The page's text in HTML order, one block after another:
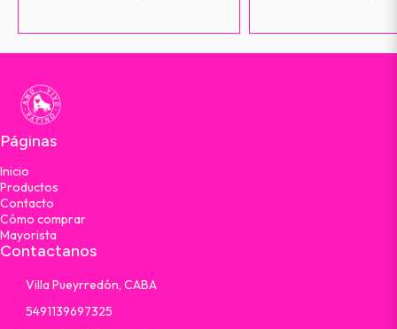
Páginas
Inicio
Productos
Contacto
Cómo comprar
Mayorista
Contactanos
Villa Pueyrredón, CABA
5491139697325